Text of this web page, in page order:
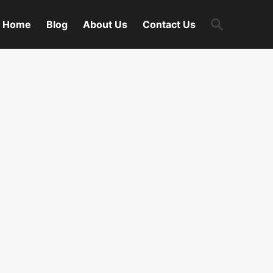
Home Blog About Us Contact Us
Search
for: